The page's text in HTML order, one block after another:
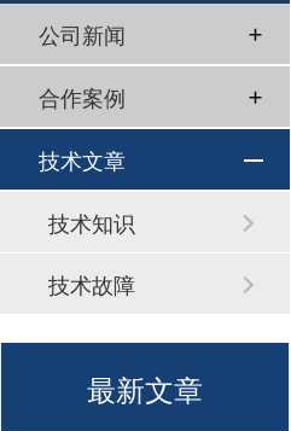
公司新闻
合作案例
技术文章
技术知识
技术故障
最新文章